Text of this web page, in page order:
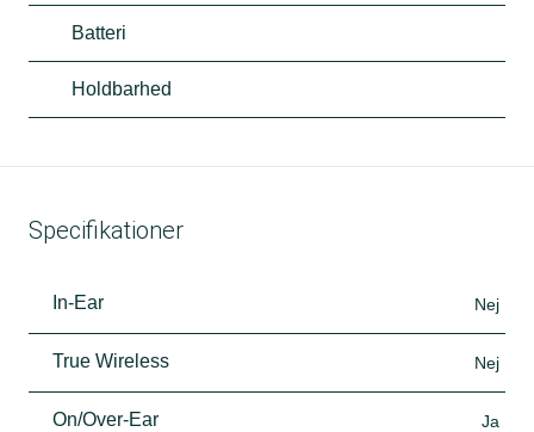
Batteri
Holdbarhed
Specifikationer
In-Ear Nej
True Wireless Nej
On/Over-Ear Ja